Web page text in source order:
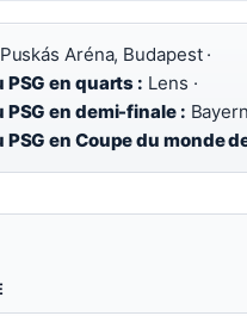
Puskás Aréna, Budapest ·
en quarts : Lens ·
en demi-finale :
en Coupe du monde